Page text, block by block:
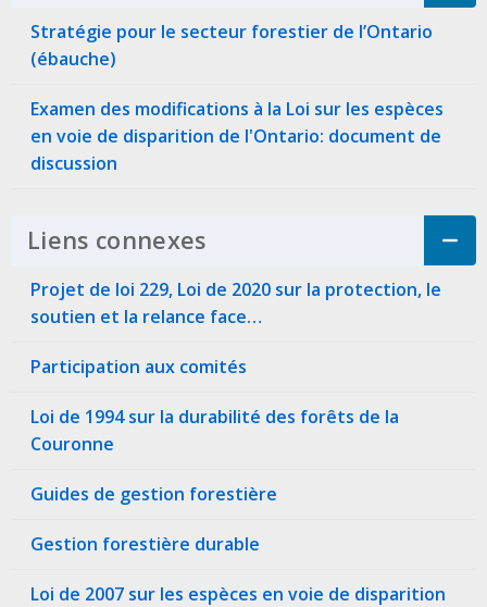
Stratégie pour le secteur forestier de l’Ontario
(ébauche)
Examen des modifications à la Loi sur les espèces
en voie de disparition de l'Ontario: document de
discussion
Liens connexes Click to Expand
Projet de loi 229, Loi de 2020 sur la protection, le
soutien et la relance face…
Participation aux comités
Loi de 1994 sur la durabilité des forêts de la
Couronne
Guides de gestion forestière
Gestion forestière durable
Loi de 2007 sur les espèces en voie de disparition